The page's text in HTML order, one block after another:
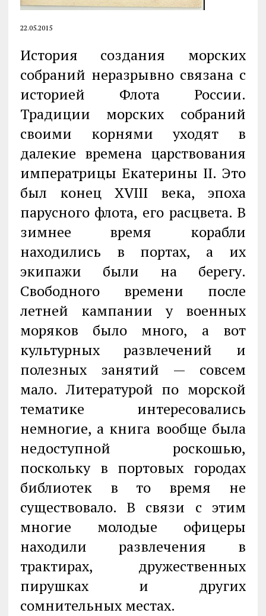
22.05.2015
История создания морских
собраний неразрывно связана с
историей Флота России.
Традиции морских собраний
своими корнями уходят в
далекие времена царствования
императрицы Екатерины II. Это
был конец XVIII века, эпоха
парусного флота, его расцвета. В
зимнее время корабли
находились в портах, а их
экипажи были на берегу.
Свободного времени после
летней кампании у военных
моряков было много, а вот
культурных развлечений и
полезных занятий — совсем
мало. Литературой по морской
тематике интересовались
немногие, а книга вообще была
недоступной роскошью,
поскольку в портовых городах
библиотек в то время не
существовало. В связи с этим
многие молодые офицеры
находили развлечения в
трактирах, дружественных
пирушках и других
сомнительных местах.